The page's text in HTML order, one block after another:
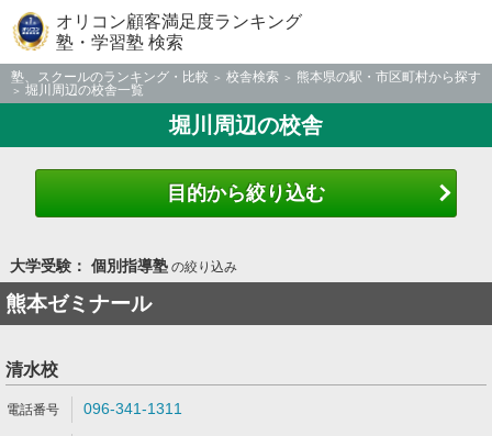
オリコン顧客満足度ランキング
塾・学習塾 検索
塾、スクールのランキング・比較 校舎検索
熊本県の駅・市区町村から探す
堀川周辺の校舎一覧
堀川周辺の校舎
目的から絞り込む
大学受験： 個別指導塾の絞り込み
熊本ゼミナール
清水校
096-341-1311